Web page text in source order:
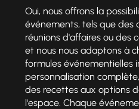
Oui, nous offrons la
événements, tels que des
réunions d'affaires ou des
et nous nous adaptons à
formules événementielles
personnalisation
des recettes aux options
l'espace. Chaque